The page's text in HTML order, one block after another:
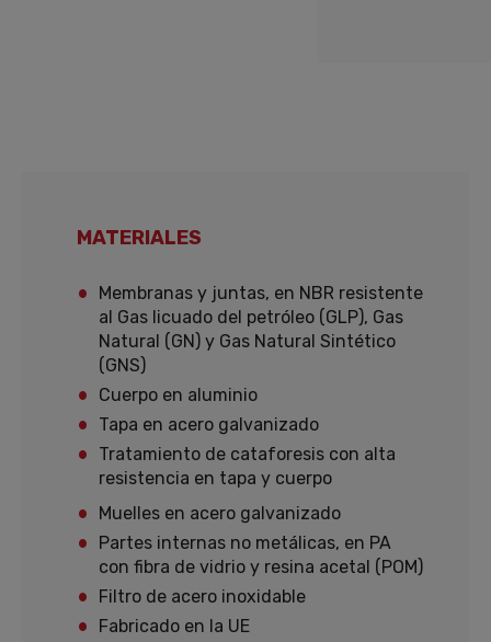
MATERIALES
Membranas y juntas, en NBR resistente
al Gas licuado del petróleo (GLP), Gas
Natural (GN) y Gas Natural Sintético
(GNS)
Cuerpo en aluminio
Tapa en acero galvanizado
Tratamiento de cataforesis con alta
resistencia en tapa y cuerpo
Muelles en acero galvanizado
Partes internas no metálicas, en PA
con fibra de vidrio y resina acetal (POM)
Filtro de acero inoxidable
Fabricado en la UE